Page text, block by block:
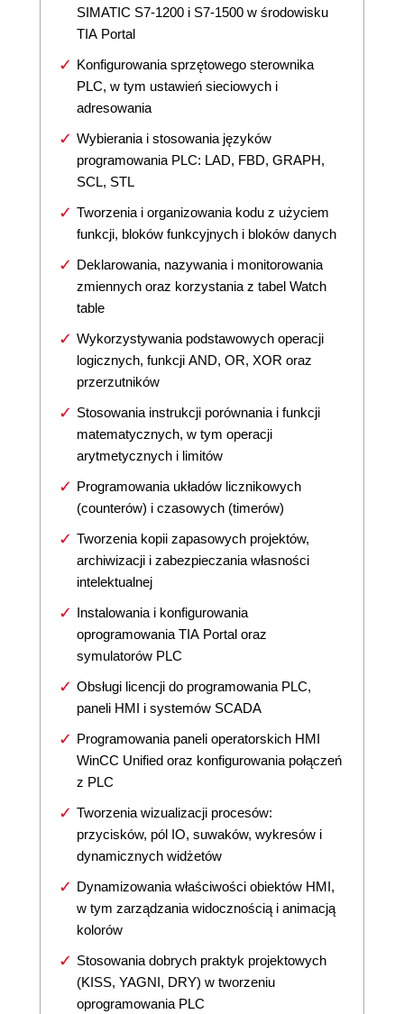
SIMATIC S7-1200 i S7-1500 w środowisku
TIA Portal
Konfigurowania sprzętowego sterownika
PLC, w tym ustawień sieciowych i
adresowania
Wybierania i stosowania języków
programowania PLC: LAD, FBD, GRAPH,
SCL, STL
Tworzenia i organizowania kodu z użyciem
funkcji, bloków funkcyjnych i bloków danych
Deklarowania, nazywania i monitorowania
zmiennych oraz korzystania z tabel Watch
table
Wykorzystywania podstawowych operacji
logicznych, funkcji AND, OR, XOR oraz
przerzutników
Stosowania instrukcji porównania i funkcji
matematycznych, w tym operacji
arytmetycznych i limitów
Programowania układów licznikowych
(counterów) i czasowych (timerów)
Tworzenia kopii zapasowych projektów,
archiwizacji i zabezpieczania własności
intelektualnej
Instalowania i konfigurowania
oprogramowania TIA Portal oraz
symulatorów PLC
Obsługi licencji do programowania PLC,
paneli HMI i systemów SCADA
Programowania paneli operatorskich HMI
WinCC Unified oraz konfigurowania połączeń
z PLC
Tworzenia wizualizacji procesów:
przycisków, pól IO, suwaków, wykresów i
dynamicznych widżetów
Dynamizowania właściwości obiektów HMI,
w tym zarządzania widocznością i animacją
kolorów
Stosowania dobrych praktyk projektowych
(KISS, YAGNI, DRY) w tworzeniu
oprogramowania PLC